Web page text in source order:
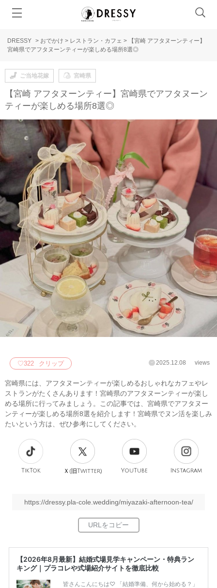
DRESSY > おでかけ > レストラン・カフェ >
【宮崎 アフタヌーンティー】
宮崎県でアフタヌーンティーが楽しめる場所8選◎
ご当地花嫁 宮崎県
【宮崎 アフタヌーンティー】宮崎県でアフタヌーン
ティーが楽しめる場所8選◎
♡322 クリップ 2025.12.08 views
宮崎県には、アフタヌーンティーが楽しめるおしゃれなカフェやレ
ストランがたくさんあります！宮崎県のアフタヌーンティーが楽し
める場所に行ってみましょう。この記事では、宮崎県でアフタヌー
ンティーが楽しめる場所8選を紹介します！宮崎県でヌン活を楽しみ
たいという方は、ぜひ参考にしてください。
TikTok Ｘ(旧Twitter) YouTube Instagram
https://dressy.pla-cole.wedding/miyazaki-afternoon-tea/
【2026年8月最新】結婚式場見学キャンペーン・特典ラン
キング｜プラコレや式場紹介サイトを徹底比較
皆さんこんにちは♡ 「結婚準備、何から始める？」